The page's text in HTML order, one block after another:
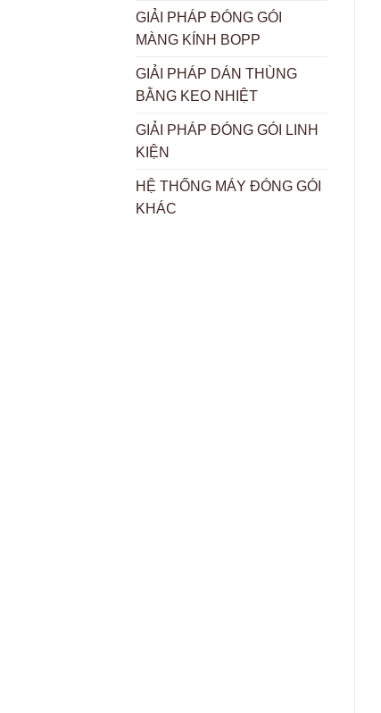
GIẢI PHÁP ĐÓNG GÓI
MÀNG KÍNH BOPP
GIẢI PHÁP DÁN THÙNG
BẰNG KEO NHIỆT
GIẢI PHÁP ĐÓNG GÓI LINH
KIỆN
HỆ THỐNG MÁY ĐÓNG GÓI
KHÁC